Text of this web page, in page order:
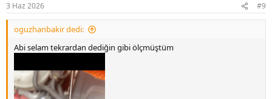
3 Haz 2026 #9
oguzhanbakir dedi:
Abi selam tekrardan dediğin gibi ölçmüştüm